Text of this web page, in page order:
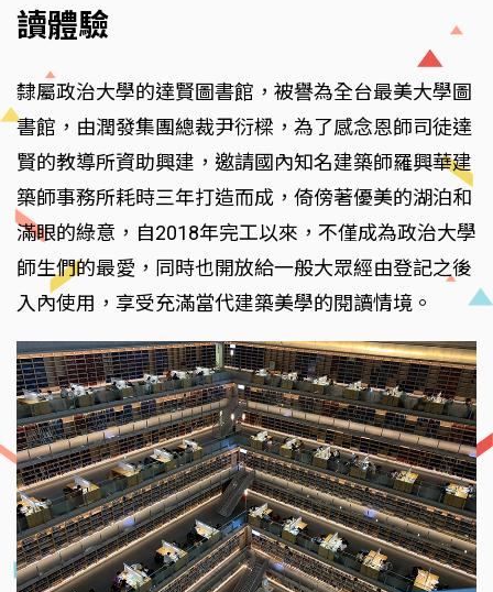
讀體驗
隸屬政治大學的達賢圖書館，被譽為全台最美大學圖
書館，由潤發集團總裁尹衍樑，為了感念恩師司徒達
賢的教導所資助興建，邀請國內知名建築師羅興華建
築師事務所耗時三年打造而成，倚傍著優美的湖泊和
滿眼的綠意，自2018年完工以來，不僅成為政治大學
師生們的最愛，同時也開放給一般大眾經由登記之後
入內使用，享受充滿當代建築美學的閱讀情境。